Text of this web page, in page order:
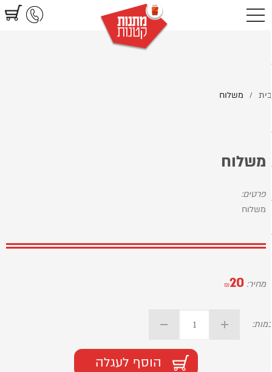
https://www.littlegifts.co.il/
/ משלוח
משלוח
פרטים:
משלוח
מחיר: 20
₪
הוסף לעגלה